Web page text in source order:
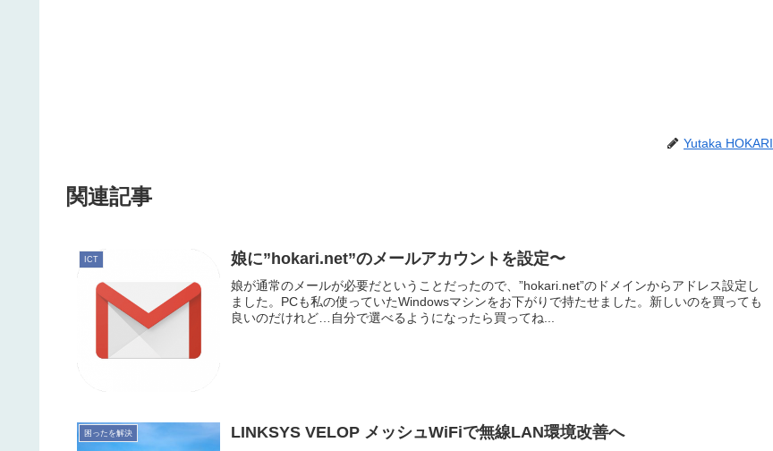
Yutaka HOKARI
関連記事
ICT 娘に”hokari.net”のメールアカウントを設定〜
娘が通常のメールが必要だということだったので、”hokari.net”のドメインからアドレス設定し
ました。PCも私の使っていたWindowsマシンをお下がりで持たせました。新しいのを買っても
良いのだけれど…自分で選べるようになったら買ってね...
困ったを解決 LINKSYS VELOP メッシュWiFiで無線LAN環境改善へ